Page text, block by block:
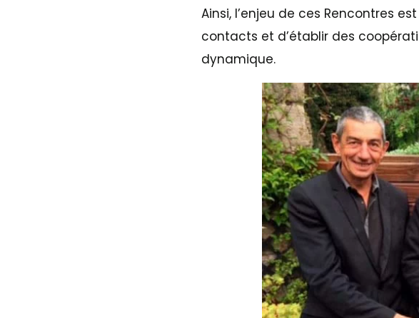
Ainsi, l’enjeu de ces Rencontres
contacts et d’établir des
dynamique.